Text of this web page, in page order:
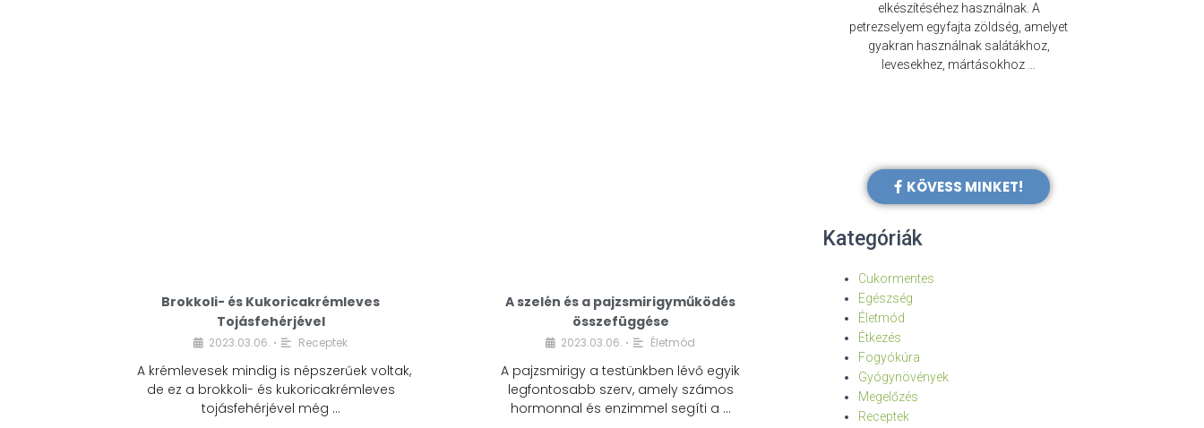
Brokkoli- és Kukoricakrémleves
Tojásfehérjével
2023.03.06. • Receptek
A krémlevesek mindig is népszerűek voltak,
de ez a brokkoli- és kukoricakrémleves
tojásfehérjével még …
A szelén és a pajzsmirigyműködés
összefüggése
2023.03.06. • Életmód
A pajzsmirigy a testünkben lévő egyik
legfontosabb szerv, amely számos
hormonnal és enzimmel segíti a …
elkészítéséhez használnak. A
petrezselyem egyfajta zöldség, amelyet
gyakran használnak salátákhoz,
levesekhez, mártásokhoz …
KÖVESS MINKET!
Kategóriák
Cukormentes
Egészség
Életmód
Étkezés
Fogyókúra
Gyógynövények
Megelőzés
Receptek